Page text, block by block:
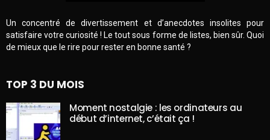
Un concentré de divertissement et d’anecdotes insolites pour
satisfaire votre curiosité ! Le tout sous forme de listes, bien sûr. Quoi
de mieux que le rire pour rester en bonne santé ?
TOP 3 DU MOIS
Moment nostalgie : les ordinateurs au
début d’internet, c’était ça !